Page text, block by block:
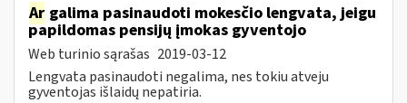
Ar galima pasinaudoti mokesčio lengvata, jeigu
papildomas pensijų įmokas gyventojo
Web turinio sąrašas 2019-03-12
Lengvata pasinaudoti negalima, nes tokiu atveju
gyventojas išlaidų nepatiria.